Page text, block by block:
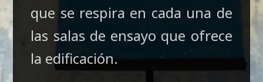
que se respira en cada una de
las salas de ensayo que ofrece
la edificación.